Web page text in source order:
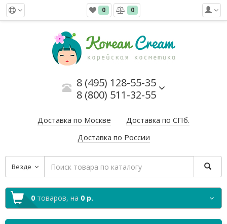
0 0
8 (495) 128-55-35
8 (800) 511-32-55
Доставка по Москве
Доставка по СПб.
Доставка по России
Везде
0 товаров, на 0 р.